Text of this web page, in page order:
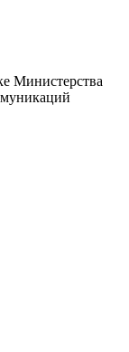
Министерства